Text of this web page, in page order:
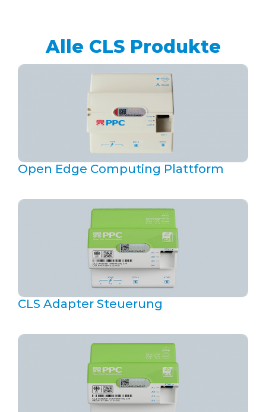
Alle CLS Produkte
Open Edge Computing Plattform
CLS Adapter Steuerung